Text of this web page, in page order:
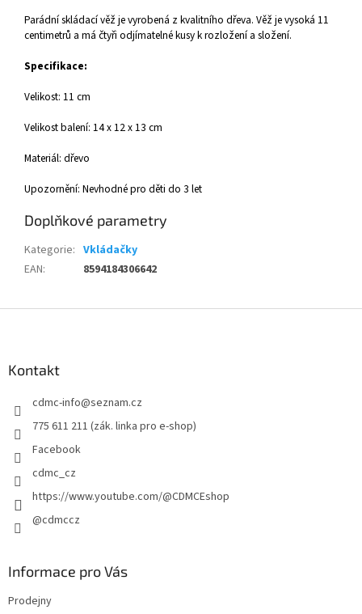
Parádní skládací věž je vyrobená z kvalitního dřeva. Věž je vysoká 11
centimetrů a má čtyři odjímatelné kusy k rozložení a složení.
Specifikace:
Velikost: 11 cm
Velikost balení: 14 x 12 x 13 cm
Materiál: dřevo
Upozornění: Nevhodné pro děti do 3 let
Doplňkové parametry
Kategorie: Vkládačky
EAN: 8594184306642
Kontakt
cdmc-info@seznam.cz
775 611 211 (zák. linka pro e-shop)
Facebook
cdmc_cz
https://www.youtube.com/@CDMCEshop
@cdmccz
Informace pro Vás
Prodejny